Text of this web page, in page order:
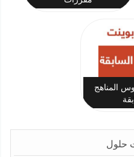
المناهج
حلول